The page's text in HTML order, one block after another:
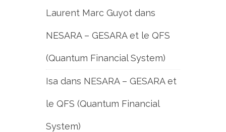
Laurent Marc Guyot dans
NESARA – GESARA et le QFS
(Quantum Financial System)
Isa dans NESARA – GESARA et
le QFS (Quantum Financial
System)